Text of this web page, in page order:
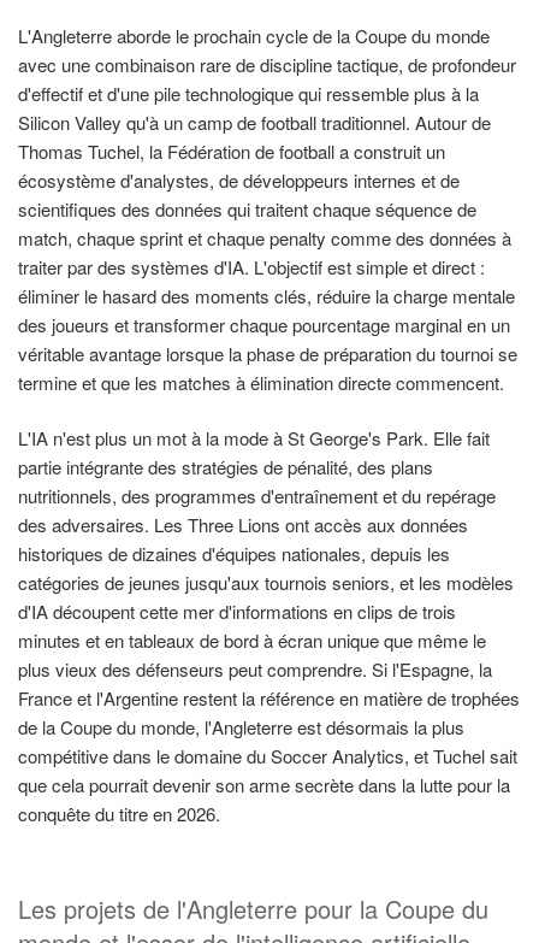
L'Angleterre aborde le prochain cycle de la Coupe du monde
avec une combinaison rare de discipline tactique, de profondeur
d'effectif et d'une pile technologique qui ressemble plus à la
Silicon Valley qu'à un camp de football traditionnel. Autour de
Thomas Tuchel, la Fédération de football a construit un
écosystème d'analystes, de développeurs internes et de
scientifiques des données qui traitent chaque séquence de
match, chaque sprint et chaque penalty comme des données à
traiter par des systèmes d'IA. L'objectif est simple et direct :
éliminer le hasard des moments clés, réduire la charge mentale
des joueurs et transformer chaque pourcentage marginal en un
véritable avantage lorsque la phase de préparation du tournoi se
termine et que les matches à élimination directe commencent.
L'IA n'est plus un mot à la mode à St George's Park. Elle fait
partie intégrante des stratégies de pénalité, des plans
nutritionnels, des programmes d'entraînement et du repérage
des adversaires. Les Three Lions ont accès aux données
historiques de dizaines d'équipes nationales, depuis les
catégories de jeunes jusqu'aux tournois seniors, et les modèles
d'IA découpent cette mer d'informations en clips de trois
minutes et en tableaux de bord à écran unique que même le
plus vieux des défenseurs peut comprendre. Si l'Espagne, la
France et l'Argentine restent la référence en matière de trophées
de la Coupe du monde, l'Angleterre est désormais la plus
compétitive dans le domaine du Soccer Analytics, et Tuchel sait
que cela pourrait devenir son arme secrète dans la lutte pour la
conquête du titre en 2026.
Les projets de l'Angleterre pour la Coupe du